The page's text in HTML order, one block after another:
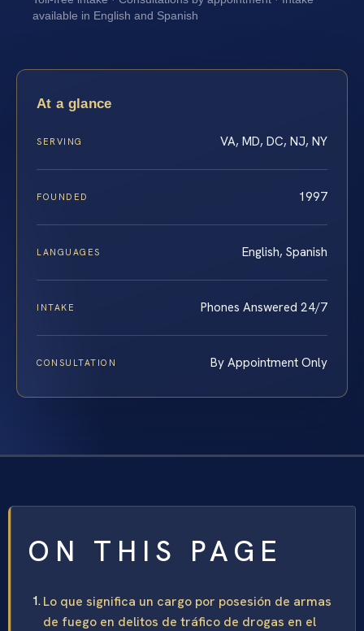
available in English and Spanish
At a glance
SERVING VA, MD, DC, NJ, NY
FOUNDED 1997
LANGUAGES English, Spanish
INTAKE Phones Answered 24/7
CONSULTATION By Appointment Only
ON THIS PAGE
Lo que significa un cargo por posesión de armas
de fuego en delitos de tráfico de drogas en el